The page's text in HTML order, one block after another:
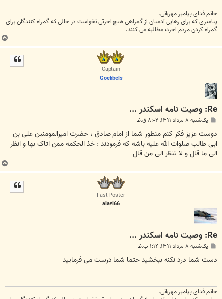
جانم فدای پیامبر مهربانی.
پیامبری که برای رهایی آدمیان از گمراهی هیچ اجرتی نخواست در حالی که گمراه کنندگان برای
گمراه کردن مردم اجرت مطالبه می کنند.
Captain
Goebbels
Re: وصیت نامه اسکندر ...
ت
یک‌شنبه ۸ مرداد ۱۳۹۱, ۸:۰۲ ق.ظ
دوست عزیز فکر کنم منظور شما از امام صادق ، حضرت امیرالمومنین علی بن
ابی طالب صلوات الله علیه باشه که فرمودند : خذ الحکمه ممن اتاک بها و انظر
الی ما قال و لا تنظر الی من قال
Fast Poster
alavi66
Re: وصیت نامه اسکندر ...
ت
یک‌شنبه ۸ مرداد ۱۳۹۱, ۱:۱۴ ب.ظ
دست شما درد نکنه ببخشید حتما شما درست می فرمایید
جانم فدای پیامبر مهربانی.